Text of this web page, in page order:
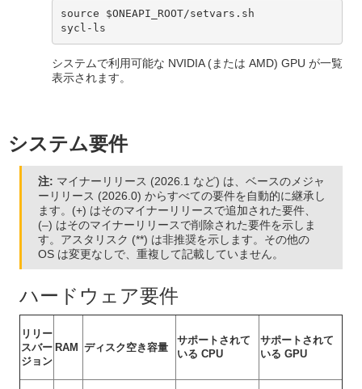
source $ONEAPI_ROOT/setvars.sh
sycl-ls
システムで利用可能な NVIDIA (または AMD) GPU が一覧
表示されます。
システム要件
注: マイナーリリース (2026.1 など) は、ベースのメジャ
ーリリース (2026.0) からすべての要件を自動的に継承し
ます。(+) はそのマイナーリリースで追加された要件、
(–) はそのマイナーリリースで削除された要件を示しま
す。アスタリスク (**) は非推奨を示します。その他の
OS は変更なしで、重複して記載していません。
ハードウェア要件
リリー
スバー
ジョン
RAM ディスク空き容量
サポートされて
いる CPU
サポートされて
いる GPU